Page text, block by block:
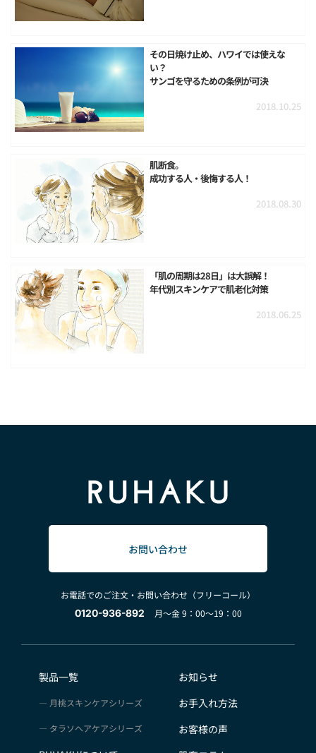
その日焼け止め、ハワイでは使えな
い？
サンゴを守るための条例が可決
2018.10.25
肌断食。
成功する人・後悔する人！
2018.08.30
「肌の周期は28日」は大誤解！
年代別スキンケアで肌老化対策
2018.06.25
お問い合わせ
お電話でのご注文・お問い合わせ（フリーコール）
0120-936-892
月～金 9：00～19：00
製品一覧
月桃スキンケアシリーズ
タラソヘアケアシリーズ
お知らせ
お手入れ方法
お客様の声